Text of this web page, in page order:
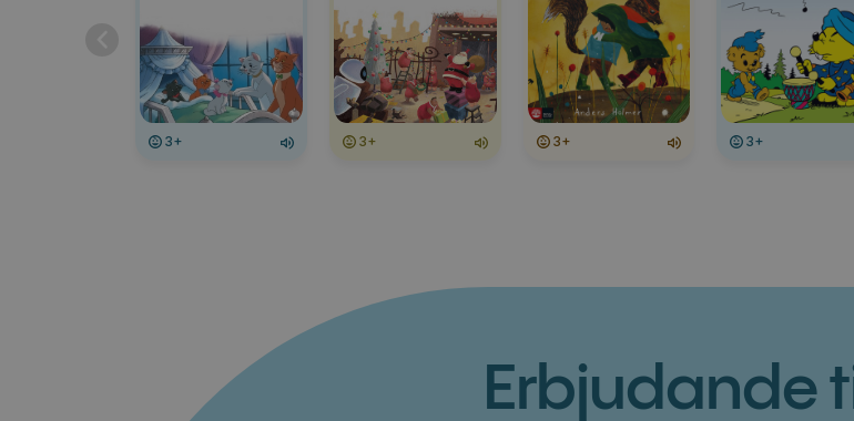
3+ 3+ 3+ 3+
Erbjudande